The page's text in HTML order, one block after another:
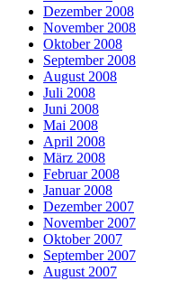
Dezember 2008
November 2008
Oktober 2008
September 2008
August 2008
Juli 2008
Juni 2008
Mai 2008
April 2008
März 2008
Februar 2008
Januar 2008
Dezember 2007
November 2007
Oktober 2007
September 2007
August 2007